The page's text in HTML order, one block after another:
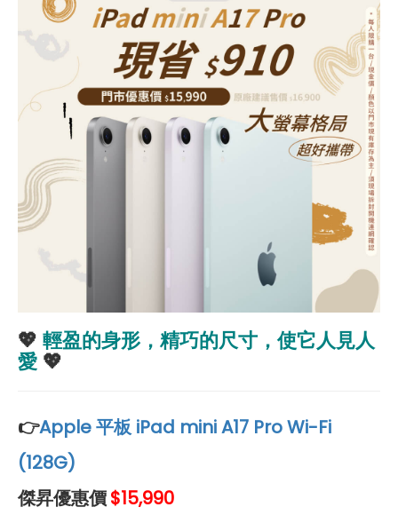
💖 輕盈的身形，精巧的尺寸，使它人見人
愛 💖
👉Apple 平板 iPad mini A17 Pro Wi-Fi
(128G)
傑昇優惠價$15,990